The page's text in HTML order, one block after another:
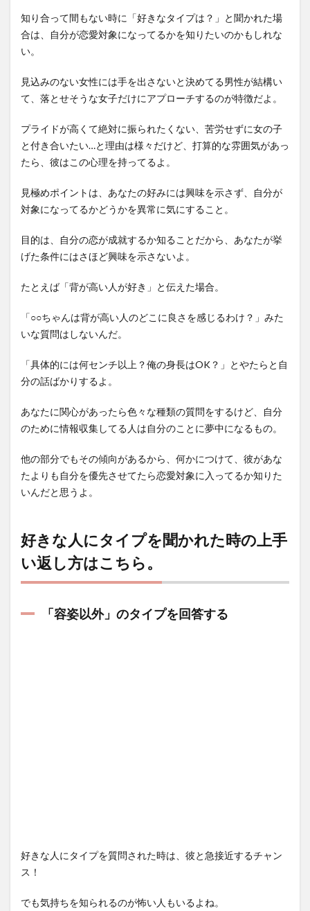
知り合って間もない時に「好きなタイプは？」と聞かれた場
合は、自分が恋愛対象になってるかを知りたいのかもしれな
い。
見込みのない女性には手を出さないと決めてる男性が結構い
て、落とせそうな女子だけにアプローチするのが特徴だよ。
プライドが高くて絶対に振られたくない、苦労せずに女の子
と付き合いたい…と理由は様々だけど、打算的な雰囲気があっ
たら、彼はこの心理を持ってるよ。
見極めポイントは、あなたの好みには興味を示さず、自分が
対象になってるかどうかを異常に気にすること。
目的は、自分の恋が成就するか知ることだから、あなたが挙
げた条件にはさほど興味を示さないよ。
たとえば「背が高い人が好き」と伝えた場合。
「○○ちゃんは背が高い人のどこに良さを感じるわけ？」みた
いな質問はしないんだ。
「具体的には何センチ以上？俺の身長はOK？」とやたらと自
分の話ばかりするよ。
あなたに関心があったら色々な種類の質問をするけど、自分
のために情報収集してる人は自分のことに夢中になるもの。
他の部分でもその傾向があるから、何かにつけて、彼があな
たよりも自分を優先させてたら恋愛対象に入ってるか知りた
いんだと思うよ。
好きな人にタイプを聞かれた時の上手
い返し方はこちら。
「容姿以外」のタイプを回答する
好きな人にタイプを質問された時は、彼と急接近するチャン
ス！
でも気持ちを知られるのが怖い人もいるよね。